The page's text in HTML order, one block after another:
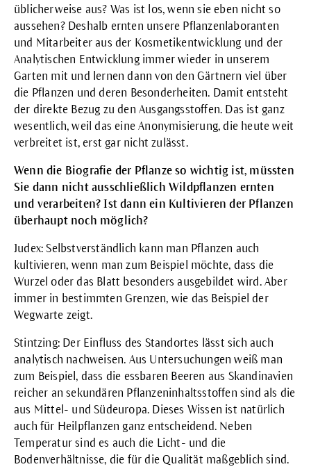
üblicherweise aus? Was ist los, wenn sie eben nicht so
aussehen? Deshalb ernten unsere Pflanzenlaboranten
und Mitarbeiter aus der Kosmetikentwicklung und der
Analytischen Entwicklung immer wieder in unserem
Garten mit und lernen dann von den Gärtnern viel über
die Pflanzen und deren Besonderheiten. Damit entsteht
der direkte Bezug zu den Ausgangsstoffen. Das ist ganz
wesentlich, weil das eine Anonymisierung, die heute weit
verbreitet ist, erst gar nicht zulässt.
Wenn die Biografie der Pflanze so wichtig ist, müssten
Sie dann nicht ausschließlich Wildpflanzen ernten
und verarbeiten? Ist dann ein Kultivieren der Pflanzen
überhaupt noch möglich?
Judex: Selbstverständlich kann man Pflanzen auch
kultivieren, wenn man zum Beispiel möchte, dass die
Wurzel oder das Blatt besonders ausgebildet wird. Aber
immer in bestimmten Grenzen, wie das Beispiel der
Wegwarte zeigt.
Stintzing: Der Einfluss des Standortes lässt sich auch
analytisch nachweisen. Aus Untersuchungen weiß man
zum Beispiel, dass die essbaren Beeren aus Skandinavien
reicher an sekundären Pflanzeninhaltsstoffen sind als die
aus Mittel- und Südeuropa. Dieses Wissen ist natürlich
auch für Heilpflanzen ganz entscheidend. Neben
Temperatur sind es auch die Licht- und die
Bodenverhältnisse, die für die Qualität maßgeblich sind.